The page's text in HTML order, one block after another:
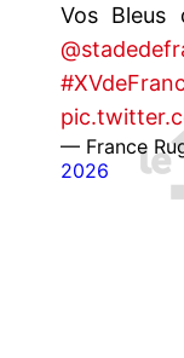
Vos Bleus
— France
2026